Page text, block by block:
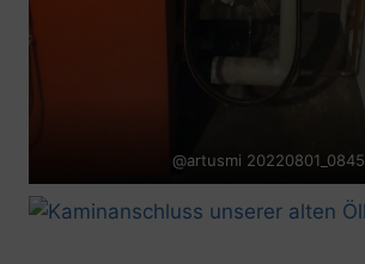
@artusmi 20220801_0845